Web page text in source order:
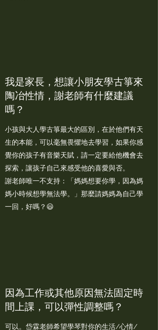
我是家長，想讓小朋友學古箏來
陶冶性情，謝老師有什麼建議
嗎？
小孩與大人學古箏最大的區別，在於他們有天
生的本能，可以毫無畏懼地去學習，如果你感
覺你的孩子有音樂天賦，請一定要給他機會去
探索，讓孩子自己來感受他的喜愛與否。
謝老師唯一不支持：「媽媽想要你學，因為媽
媽小時候想學無法學。」那麼請媽媽為自己學
一回，好嗎？😃
因為工作或其他原因無法固定時
間上課，可以彈性調整嗎？
可以。岱霖老師希望學琴對你的生活/心情/